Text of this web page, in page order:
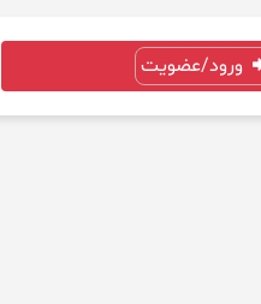
ورود/عضویت